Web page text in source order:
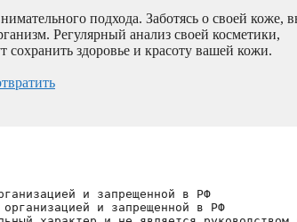
подхода. Заботясь о своей коже,
Регулярный анализ своей косметики,
сохранить здоровье и красоту вашей кожи.
и запрещенной в РФ
и запрещенной в РФ